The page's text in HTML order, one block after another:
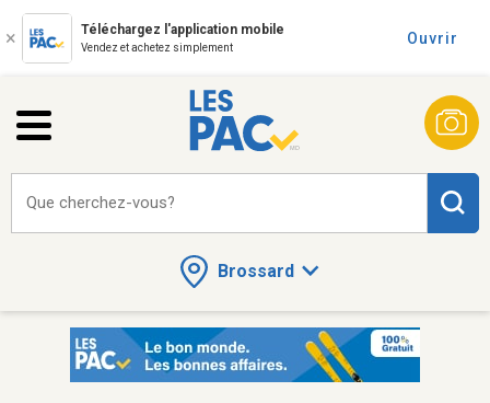
Téléchargez l'application mobile
Vendez et achetez simplement
Ouvrir
Brossard
Que cherchez-vous?